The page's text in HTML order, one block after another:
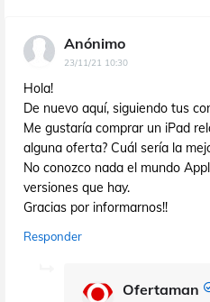
Anónimo
23/11/21 10:30
Hola!
De nuevo aquí, siguiendo tus
Me gustaría comprar un iPad
alguna oferta? Cuál sería la
No conozco nada el mundo
versiones que hay.
Gracias por informarnos!!
Responder
Ofertaman